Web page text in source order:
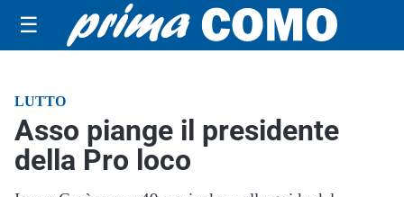
☰
LUTTO
Asso piange il presidente
della Pro loco